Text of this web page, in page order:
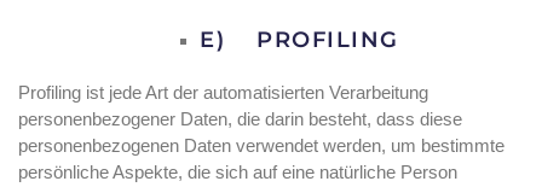
E) PROFILING
Profiling ist jede Art der automatisierten Verarbeitung
personenbezogener Daten, die darin besteht, dass diese
personenbezogenen Daten verwendet werden, um bestimmte
persönliche Aspekte, die sich auf eine natürliche Person